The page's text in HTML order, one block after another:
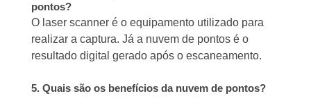
pontos?
O laser scanner é o equipamento utilizado para
realizar a captura. Já a nuvem de pontos é o
resultado digital gerado após o escaneamento.
5. Quais são os benefícios da nuvem de pontos?